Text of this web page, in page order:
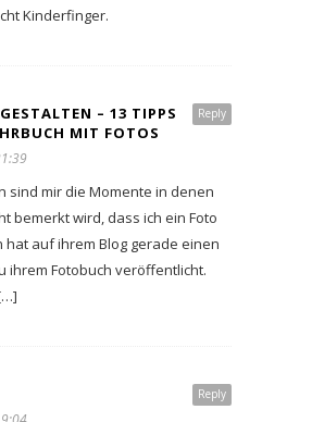
Kinderfinger.
Reply
– 13 TIPPS
MIT FOTOS
sind mir die Momente in denen
bemerkt wird, dass ich ein Foto
hat auf ihrem Blog gerade einen
ihrem Fotobuch veröffentlicht.
Reply